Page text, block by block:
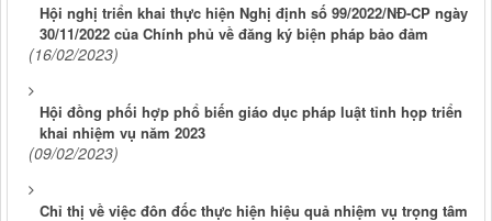
Hội nghị triển khai thực hiện Nghị định số 99/2022/NĐ-CP ngày
30/11/2022 của Chính phủ về đăng ký biện pháp bảo đảm
(16/02/2023)
Hội đồng phối hợp phổ biến giáo dục pháp luật tỉnh họp triển
khai nhiệm vụ năm 2023
(09/02/2023)
Chỉ thị về việc đôn đốc thực hiện hiệu quả nhiệm vụ trọng tâm